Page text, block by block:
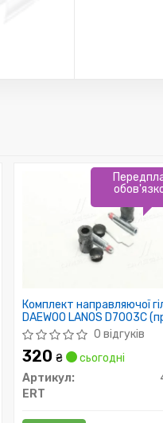
Комплект направляючої
DAEWOO LANOS D7003C
ERT)
0 відгуків
320 ₴
сьогодні
Артикул:
ERT